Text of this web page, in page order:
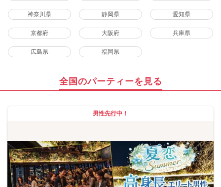
神奈川県 静岡県 愛知県
京都府 大阪府 兵庫県
広島県 福岡県
全国のパーティーを見る
男性先行中！